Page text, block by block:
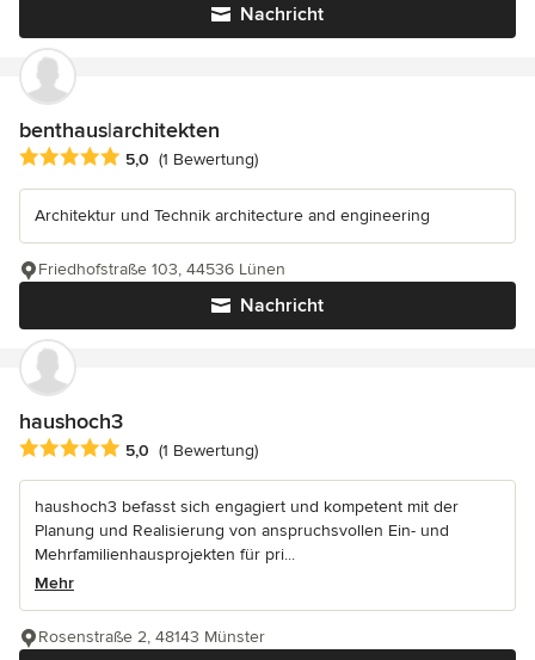
Nachricht
benthaus|architekten
Durchschnittliche Bewertung: 5 von 5 Sternen
5,0 (1 Bewertung)
Architektur und Technik architecture and engineering
Nachricht
Friedhofstraße 103, 44536 Lünen
haushoch3
Durchschnittliche Bewertung: 5 von 5 Sternen
5,0 (1 Bewertung)
haushoch3 befasst sich engagiert und kompetent mit der
Planung und Realisierung von anspruchsvollen Ein- und
Mehrfamilienhausprojekten für pri...
Mehr
Rosenstraße 2, 48143 Münster